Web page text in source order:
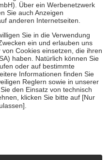
für ihre eigene Gesundheit zu
der Familie zu unterstützen,
vollendeten 18. Lebensjahr
Früherkennung, die von der
sich um echte Bewertungen
4419944605341